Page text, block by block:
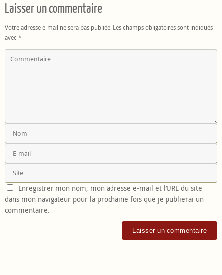
Laisser un commentaire
Votre adresse e-mail ne sera pas publiée. Les champs obligatoires sont indiqués
avec *
Enregistrer mon nom, mon adresse e-mail et l’URL du site
dans mon navigateur pour la prochaine fois que je publierai un
commentaire.